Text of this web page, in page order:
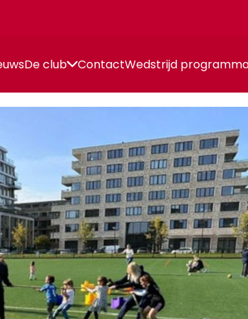
De club ContactWedstrijd